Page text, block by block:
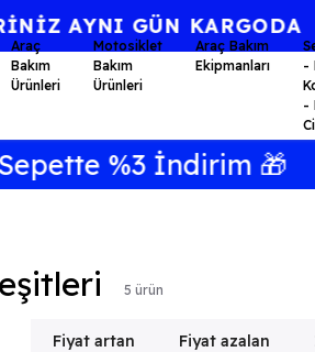
⭐KALİTE
Araç
Bakım
Ürünleri
Motosiklet
Bakım
Ürünleri
Araç Bakım
Ekipmanları
-
-
%3 İndirim 🎁
5 ürün
Fiyat artan Fiyat azalan